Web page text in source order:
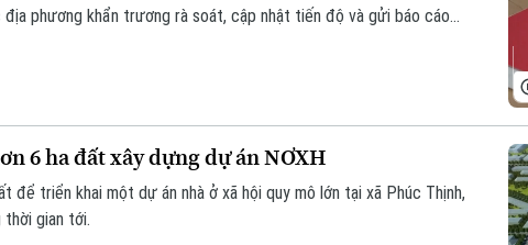
phương khẩn trương rà soát, cập nhật tiến độ và gửi báo cáo
6 ha đất xây dựng dự án NƠXH
để triển khai một dự án nhà ở xã hội quy mô lớn tại xã Phúc Thịnh,
thời gian tới.